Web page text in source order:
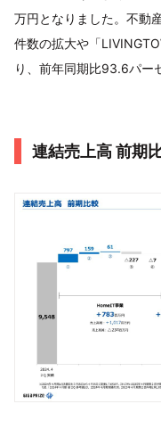
万円となりました。不動
件数の拡大や「
り、前年同期比93.6パー
連結売上高 前期